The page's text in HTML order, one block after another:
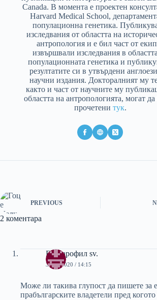
Canada. В момента е проектен
Harvard Medical School,
популационна генетика.
изследвания от областта на
антропология и e бил част от
извършвали изследвания в
популационната генетика и
резултатите си в утвърдени
научни издания. Докторалният му
както и част от научните му
областта на антропологията, могат да
прочетени тук.
PREVIOUS
2 коментара
Българофил sv.
30/10/2020 / 14:15
Може ли такива глупост да пишете за
прабългарските владетели пред когото